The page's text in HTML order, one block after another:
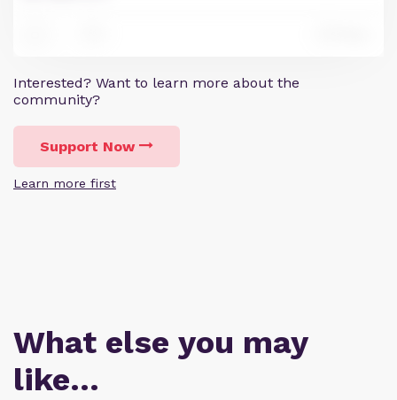
Interested? Want to learn more about the
community?
Support Now
Learn more first
What else you may
like…